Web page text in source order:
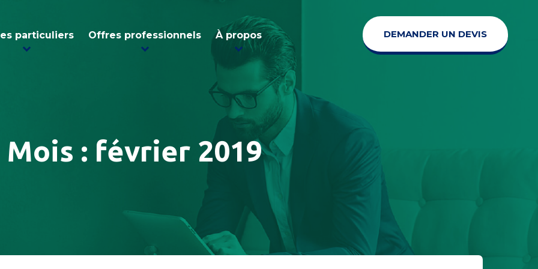
particuliers Offres professionnels À propos DEMANDER UN DEVIS
Mois : février 2019